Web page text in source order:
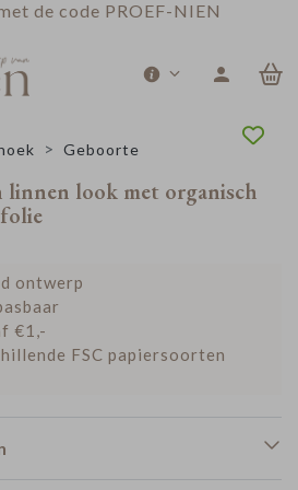
de code PROEF-NIEN
Geboorte
linnen look met organisch
ontwerp
€1,-
FSC papiersoorten